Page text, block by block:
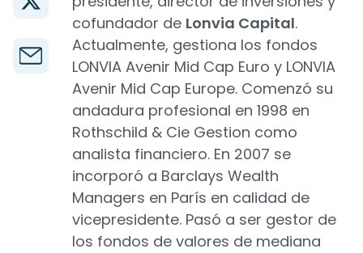
cofundador de Lonvia Capital.
Actualmente, gestiona los fondos
LONVIA Avenir Mid Cap Euro y LONVIA
Avenir Mid Cap Europe. Comenzó su
andadura profesional en 1998 en
Rothschild & Cie Gestion como
analista financiero. En 2007 se
incorporó a Barclays Wealth
Managers en París en calidad de
vicepresidente. Pasó a ser gestor de
los fondos de valores de mediana